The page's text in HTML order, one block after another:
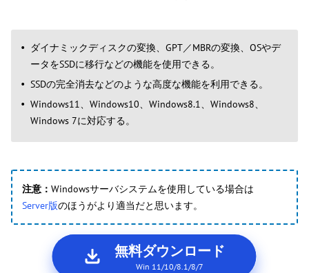
ダイナミックディスクの変換、GPT／MBRの変換、OSやデ
ータをSSDに移行などの機能を使用できる。
SSDの完全消去などのような高度な機能を利用できる。
Windows11、Windows10、Windows8.1、Windows8、
Windows 7に対応する。
注意： Windowsサーバシステムを使用している場合は
Server版のほうがより適当だと思います。
無料ダウンロード
Win 11/10/8.1/8/7